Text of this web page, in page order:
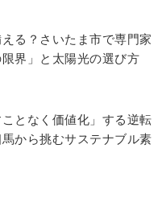
る？さいたま市で専門家
界」と太陽光の選び方
となく価値化」する逆転
から挑むサステナブル素